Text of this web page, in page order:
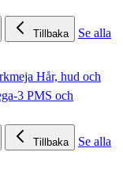
Tillbaka
Se alla
Hår, hud och
3 PMS och
Tillbaka
Se alla